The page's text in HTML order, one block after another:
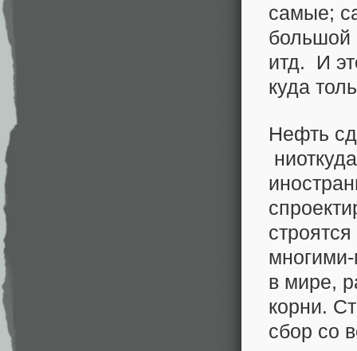
самые;
большой
итд. И
куда
Нефть
в мире,
корни.
сбор со